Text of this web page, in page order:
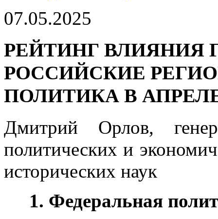
07.05.2025
РЕЙТИНГ ВЛИЯНИЯ
РОССИЙСКИЕ
ПОЛИТИКА В АПРЕЛЕ
Дмитрий Орлов,
политических и
исторических наук
1. Федеральная